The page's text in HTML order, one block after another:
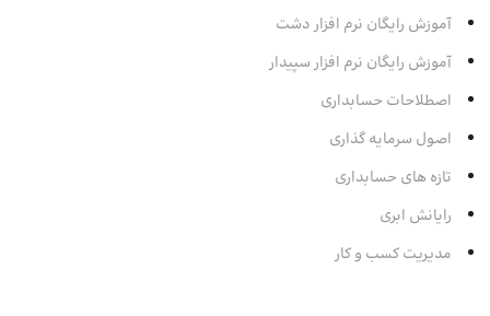
آموزش رایگان نرم افزار دشت
آموزش رایگان نرم افزار سپیدار
اصطلاحات حسابداری
اصول سرمایه‌ گذاری
تازه های حسابداری
رایانش ابری
مدیریت کسب و کار